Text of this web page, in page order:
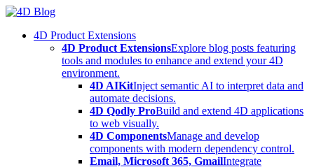
Skip
content4D Product Extensions
4D Product ExtensionsExplore blog posts featuring
tools and modules to enhance and extend your 4D
environment.
4D AIKitInject semantic AI to interpret data and
automate decisions.
4D Qodly ProBuild and extend 4D applications
to web visually.
4D ComponentsManage and develop
components with modern dependency control.
Email, Microsoft 365, GmailIntegrate